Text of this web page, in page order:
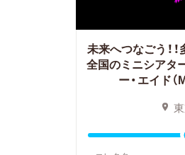
未来へつなごう！
全国のミニシアタ
ー・エイド